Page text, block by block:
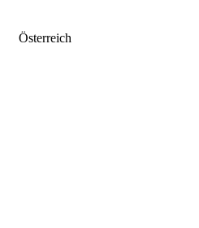
Österreich